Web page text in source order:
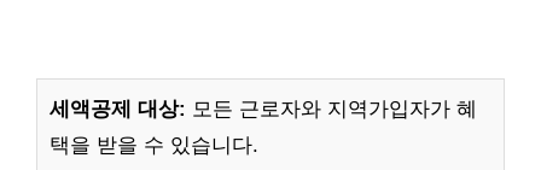
세액공제 대상: 모든 근로자와 지역가입자가 혜
택을 받을 수 있습니다.